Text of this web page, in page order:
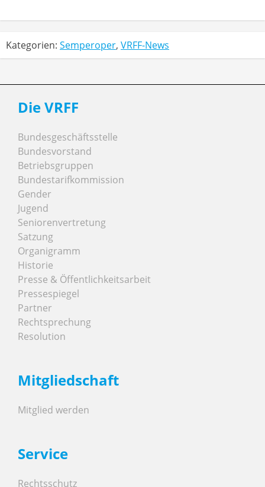
Kategorien: Semperoper, VRFF-News
Die VRFF
Bundesgeschäftsstelle
Bundesvorstand
Betriebsgruppen
Bundestarifkommission
Gender
Jugend
Seniorenvertretung
Satzung
Organigramm
Historie
Presse & Öffentlichkeitsarbeit
Pressespiegel
Partner
Rechtsprechung
Resolution
Mitgliedschaft
Mitglied werden
Service
Rechtsschutz